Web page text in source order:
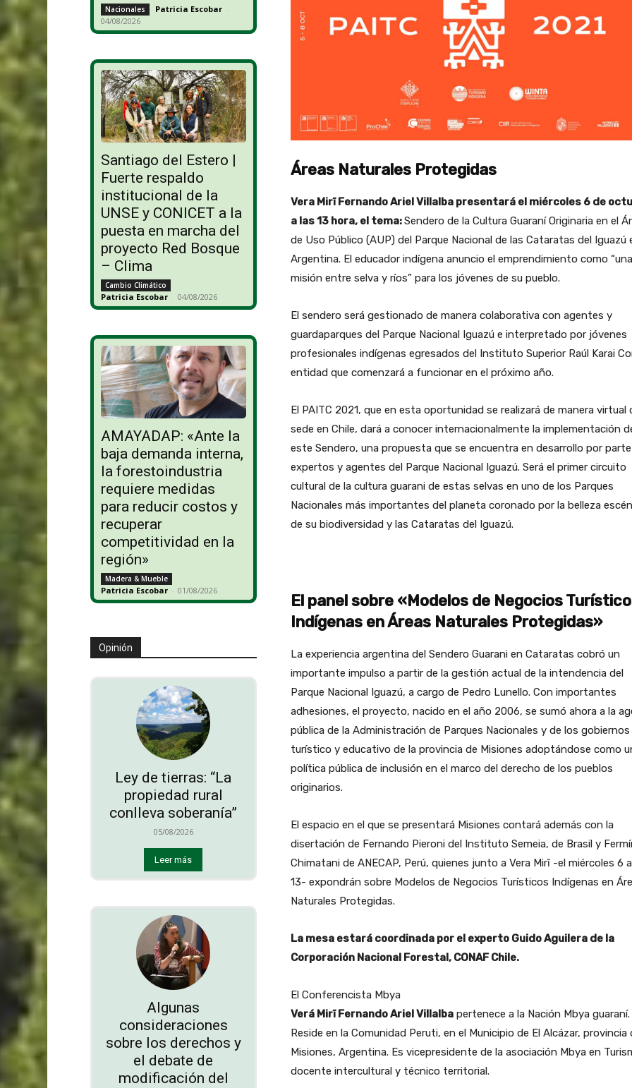
Nacionales Patricia Escobar -
04/08/2026
Santiago del Estero |
Fuerte respaldo
institucional de la
UNSE y CONICET a la
puesta en marcha del
proyecto Red Bosque
– Clima
Cambio Climático
Patricia Escobar - 04/08/2026
AMAYADAP: «Ante la
baja demanda interna,
la forestoindustria
requiere medidas
para reducir costos y
recuperar
competitividad en la
región»
Madera & Mueble
Patricia Escobar - 01/08/2026
Opinión
Ley de tierras: “La
propiedad rural
conlleva soberanía”
05/08/2026
Leer más
Algunas
consideraciones
sobre los derechos y
el debate de
modificación del
Áreas Naturales Protegidas
Vera Mirĩ Fernando Ariel Villalba presentará el miércoles 6 de
a las 13 hora, el tema:Sendero de la Cultura Guaraní Originaria en el
de Uso Público (AUP) del Parque Nacional de las Cataratas del Iguazú
Argentina. El educador indígena anuncio el emprendimiento como “una
misión entre selva y ríos” para los jóvenes de su pueblo.
El sendero será gestionado de manera colaborativa con agentes y
guardaparques del Parque Nacional Iguazú e interpretado por jóvenes
profesionales indígenas egresados del Instituto Superior Raúl Karai
entidad que comenzará a funcionar en el próximo año.
El PAITC 2021, que en esta oportunidad se realizará de manera virtual
sede en Chile, dará a conocer internacionalmente la implementación
este Sendero, una propuesta que se encuentra en desarrollo por
expertos y agentes del Parque Nacional Iguazú. Será el primer circuito
cultural de la cultura guarani de estas selvas en uno de los Parques
Nacionales más importantes del planeta coronado por la belleza
de su biodiversidad y las Cataratas del Iguazú.
El panel sobre «Modelos de Negocios
Indígenas en Áreas Naturales Protegidas»
La experiencia argentina del Sendero Guarani en Cataratas cobró un
importante impulso a partir de la gestión actual de la intendencia del
Parque Nacional Iguazú, a cargo de Pedro Lunello. Con importantes
adhesiones, el proyecto, nacido en el año 2006, se sumó ahora a la
pública de la Administración de Parques Nacionales y de los gobiernos
turístico y educativo de la provincia de Misiones adoptándose como
política pública de inclusión en el marco del derecho de los pueblos
originarios.
El espacio en el que se presentará Misiones contará además con la
disertación de Fernando Pieroni del Instituto Semeia, de Brasil y
Chimatani de ANECAP, Perú, quienes junto a Vera Mirĩ -el miércoles 6
13- expondrán sobre Modelos de Negocios Turísticos Indígenas en
Naturales Protegidas.
La mesa estará coordinada por el experto Guido Aguilera de la
Corporación Nacional Forestal, CONAF Chile.
El Conferencista Mbya
Verá Mirĩ Fernando Ariel Villalbapertenece a la Nación Mbya guaraní.
Reside en la Comunidad Peruti, en el Municipio de El Alcázar, provincia
Misiones, Argentina. Es vicepresidente de la asociación Mbya en
docente intercultural y técnico territorial.